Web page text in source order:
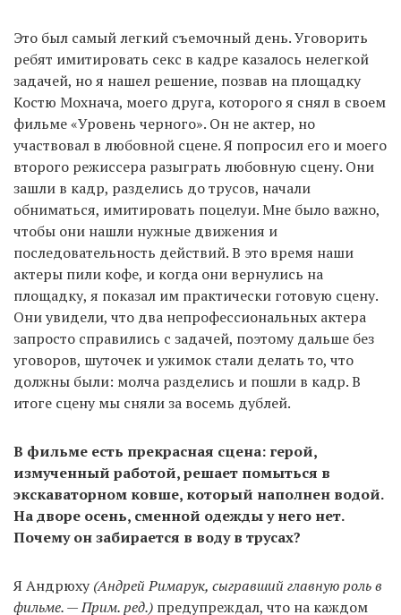
Это был самый легкий съемочный день. Уговорить
ребят имитировать секс в кадре казалось нелегкой
задачей, но я нашел решение, позвав на площадку
Костю Мохнача, моего друга, которого я снял в своем
фильме «Уровень черного». Он не актер, но
участвовал в любовной сцене. Я попросил его и моего
второго режиссера разыграть любовную сцену. Они
зашли в кадр, разделись до трусов, начали
обниматься, имитировать поцелуи. Мне было важно,
чтобы они нашли нужные движения и
последовательность действий. В это время наши
актеры пили кофе, и когда они вернулись на
площадку, я показал им практически готовую сцену.
Они увидели, что два непрофессиональных актера
запросто справились с задачей, поэтому дальше без
уговоров, шуточек и ужимок стали делать то, что
должны были: молча разделись и пошли в кадр. В
итоге сцену мы сняли за восемь дублей.
В фильме есть прекрасная сцена: герой,
измученный работой, решает помыться в
экскаваторном ковше, который наполнен водой.
На дворе осень, сменной одежды у него нет.
Почему он забирается в воду в трусах?
Я Андрюху(Андрей Римарук, сыгравший главную роль в
фильме. — Прим. ред.) предупреждал, что на каждом